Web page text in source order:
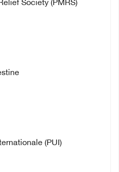
Society (PMRS)
(PUI)